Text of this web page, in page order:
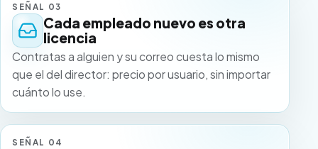
SEÑAL 03
Cada empleado nuevo es otra
licencia
Contratas a alguien y su correo cuesta lo mismo
que el del director: precio por usuario, sin importar
cuánto lo use.
SEÑAL 04